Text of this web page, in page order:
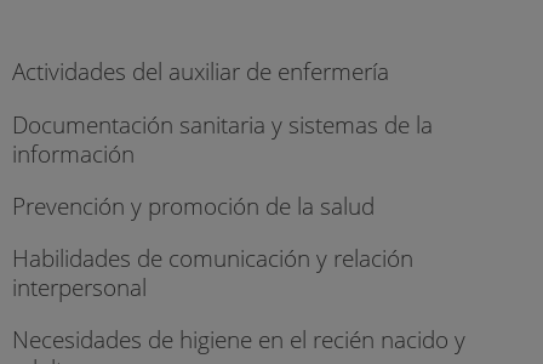
Actividades del auxiliar de enfermería
Documentación sanitaria y sistemas de la
información
Prevención y promoción de la salud
Habilidades de comunicación y relación
interpersonal
Necesidades de higiene en el recién nacido y